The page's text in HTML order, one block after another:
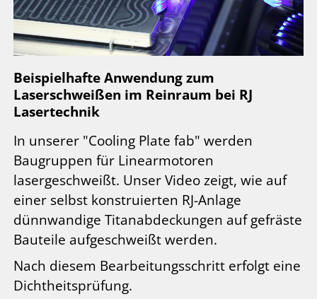
Beispielhafte Anwendung zum
Laserschweißen im Reinraum bei RJ
Lasertechnik
In unserer "Cooling Plate fab" werden
Baugruppen für Linearmotoren
lasergeschweißt. Unser Video zeigt, wie auf
einer selbst konstruierten RJ-Anlage
dünnwandige Titanabdeckungen auf gefräste
Bauteile aufgeschweißt werden.
Nach diesem Bearbeitungsschritt erfolgt eine
Dichtheitsprüfung.